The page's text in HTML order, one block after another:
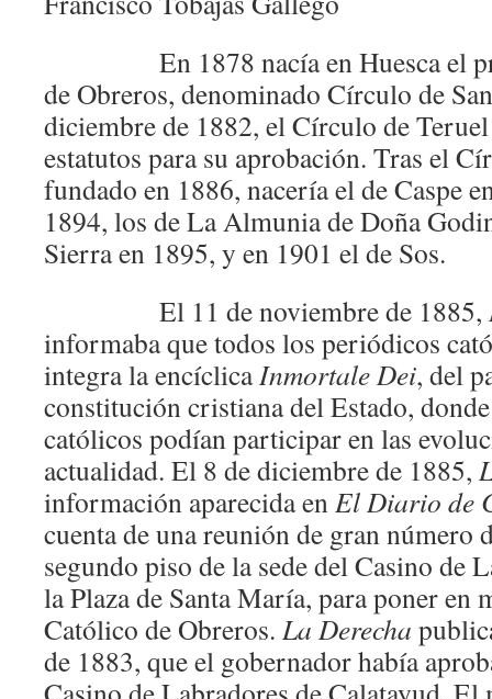
En 1878 nacía en Huesca el
de Obreros, denominado Círculo de
diciembre de 1882, el Círculo de
estatutos para su aprobación. Tras el
fundado en 1886, nacería el de Caspe
1894, los de La Almunia de Doña
Sierra en 1895, y en 1901 el de Sos.
El 11 de noviembre de 1885,
informaba que todos los periódicos
integra la encíclicaInmortale Dei, del
constitución cristiana del Estado,
católicos podían participar en las
actualidad. El 8 de diciembre de 1885,
información aparecida enEl Diario de
cuenta de una reunión de gran número
segundo piso de la sede del Casino de
la Plaza de Santa María, para poner en
Católico de Obreros. La Derecha
de 1883, que el gobernador había